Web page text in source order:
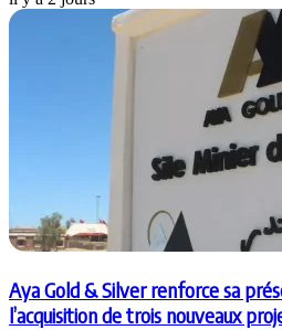
Aya Gold & Silver renforce sa
l’acquisition de trois nouveaux